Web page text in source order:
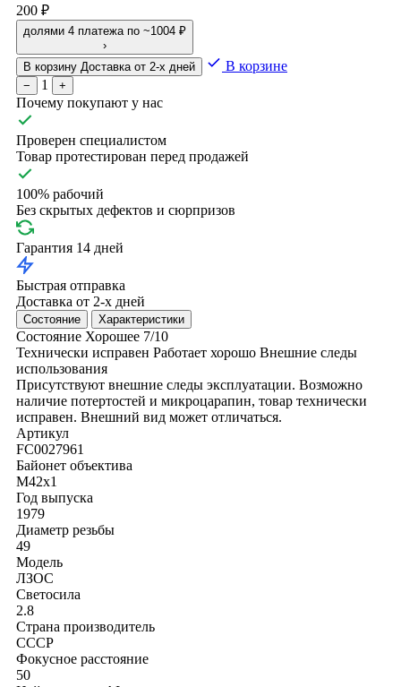
200 ₽
долями 4 платежа по ~1004 ₽
›
В корзину Доставка от 2-х дней В корзине
− 1 +
Почему покупают у нас
Проверен специалистом
Товар протестирован перед продажей
100% рабочий
Без скрытых дефектов и сюрпризов
Гарантия 14 дней
Быстрая отправка
Доставка от 2-х дней
Состояние Характеристики
Состояние Хорошее 7/10
Технически исправен Работает хорошо Внешние следы
использования
Присутствуют внешние следы эксплуатации. Возможно
наличие потертостей и микроцарапин, товар технически
исправен. Внешний вид может отличаться.
Артикул
FC0027961
Байонет объектива
M42x1
Год выпуска
1979
Диаметр резьбы
49
Модель
ЛЗОС
Светосила
2.8
Страна производитель
СССР
Фокусное расстояние
50